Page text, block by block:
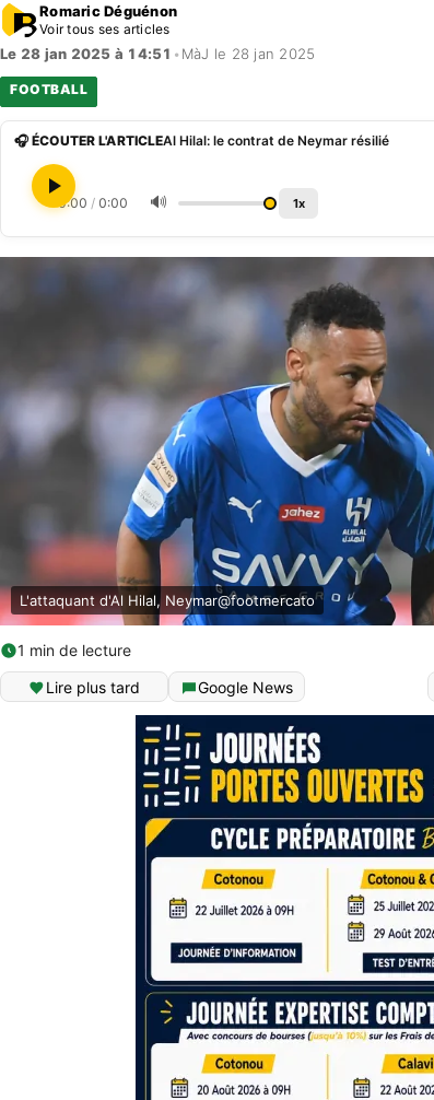
Romaric Déguénon
Voir tous ses articles
Le 28 jan 2025 à 14:51 • MàJ le 28 jan 2025
FOOTBALL
🎧 ÉCOUTER L'ARTICLEAl Hilal: le contrat de Neymar résilié
0:00 / 0:00 🔊 1x
L'attaquant d'Al Hilal, Neymar@footmercato
1 min de lecture
Lire plus tard
Google News